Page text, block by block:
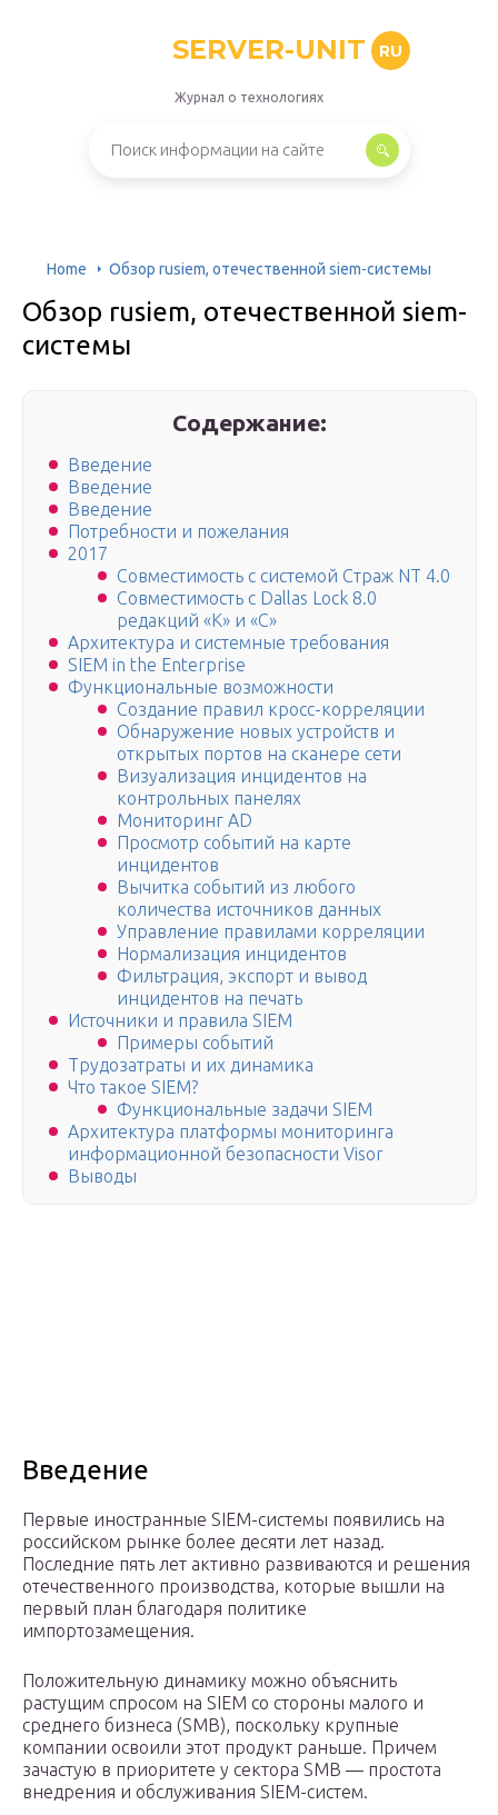
SERVER-UNIT RU
Журнал о технологиях
Home Обзор rusiem, отечественной siem-системы
Обзор rusiem, отечественной siem-
системы
Содержание:
Введение
Введение
Введение
Потребности и пожелания
2017
Совместимость с системой Страж NT 4.0
Совместимость с Dallas Lock 8.0
редакций «К» и «С»
Архитектура и системные требования
SIEM in the Enterprise
Функциональные возможности
Создание правил кросс-корреляции
Обнаружение новых устройств и
открытых портов на сканере сети
Визуализация инцидентов на
контрольных панелях
Мониторинг AD
Просмотр событий на карте
инцидентов
Вычитка событий из любого
количества источников данных
Управление правилами корреляции
Нормализация инцидентов
Фильтрация, экспорт и вывод
инцидентов на печать
Источники и правила SIEM
Примеры событий
Трудозатраты и их динамика
Что такое SIEM?
Функциональные задачи SIEM
Архитектура платформы мониторинга
информационной безопасности Visor
Выводы
Введение
Первые иностранные SIEM-системы появились на
российском рынке более десяти лет назад.
Последние пять лет активно развиваются и решения
отечественного производства, которые вышли на
первый план благодаря политике
импортозамещения.
Положительную динамику можно объяснить
растущим спросом на SIEM со стороны малого и
среднего бизнеса (SMB), поскольку крупные
компании освоили этот продукт раньше. Причем
зачастую в приоритете у сектора SMB — простота
внедрения и обслуживания SIEM-систем.